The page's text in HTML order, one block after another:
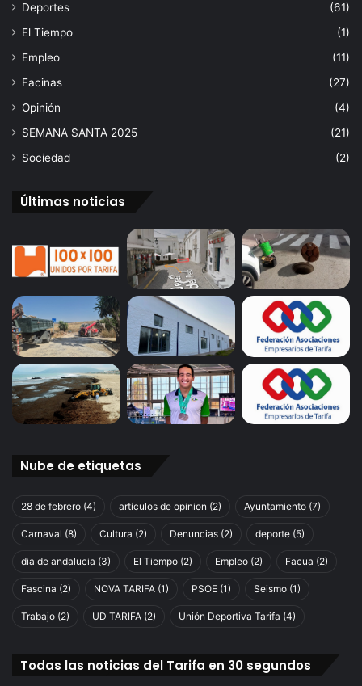
Deportes
(61)
El Tiempo
(1)
Empleo
(11)
Facinas
(27)
Opinión
(4)
SEMANA SANTA 2025
(21)
Sociedad
(2)
Últimas noticias
Nube de etiquetas
28 de febrero (4) artículos de opinion (2) Ayuntamiento (7)
Carnaval (8) Cultura (2) Denuncias (2) deporte (5)
dia de andalucia (3) El Tiempo (2) Empleo (2) Facua (2)
Fascina (2) NOVA TARIFA (1) PSOE (1) Seismo (1)
Trabajo (2) UD TARIFA (2) Unión Deportiva Tarifa (4)
Todas las noticias del Tarifa en 30 segundos